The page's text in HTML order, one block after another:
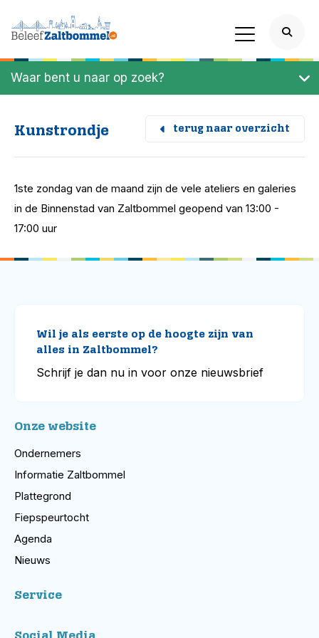
Waar bent u naar op zoek?
terug naar overzicht
Kunstrondje
1ste zondag van de maand zijn de vele ateliers en galeries
in de Binnenstad van Zaltbommel geopend van 13:00 -
17:00 uur
Wil je als eerste op de hoogte zijn van
alles in Zaltbommel?
Schrijf je dan nu in voor onze nieuwsbrief
Onze website
Ondernemers
Informatie Zaltbommel
Plattegrond
Fiepspeurtocht
Agenda
Nieuws
Service